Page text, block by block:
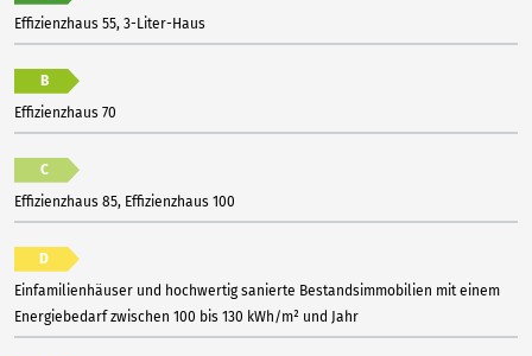
Effizienzhaus 55, 3-Liter-Haus
B
Effizienzhaus 70
C
Effizienzhaus 85, Effizienzhaus 100
D
Einfamilienhäuser und hochwertig sanierte Bestandsimmobilien mit einem
Energiebedarf zwischen 100 bis 130 kWh/m² und Jahr